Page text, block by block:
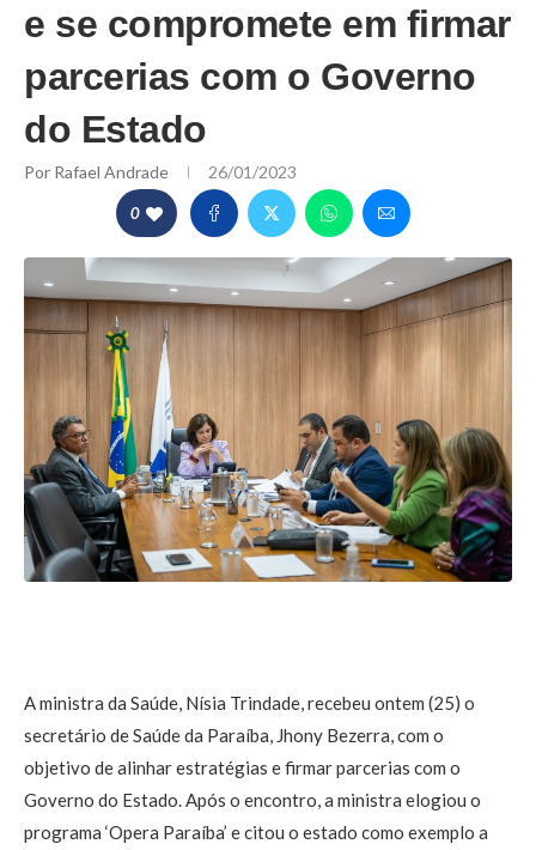
e se compromete em firmar
parcerias com o Governo
do Estado
Por Rafael Andrade 26/01/2023
0
A ministra da Saúde, Nísia Trindade, recebeu ontem (25) o
secretário de Saúde da Paraíba, Jhony Bezerra, com o
objetivo de alinhar estratégias e firmar parcerias com o
Governo do Estado. Após o encontro, a ministra elogiou o
programa ‘Opera Paraíba’ e citou o estado como exemplo a